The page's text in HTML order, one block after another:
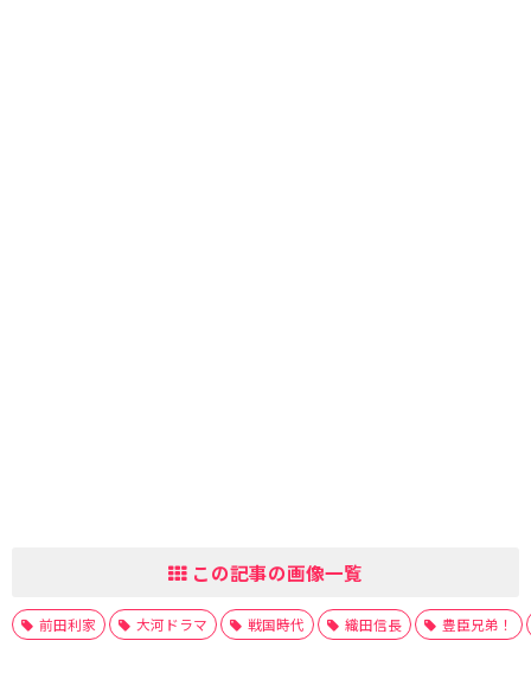
この記事の画像一覧
前田利家 大河ドラマ 戦国時代 織田信長 豊臣兄弟！